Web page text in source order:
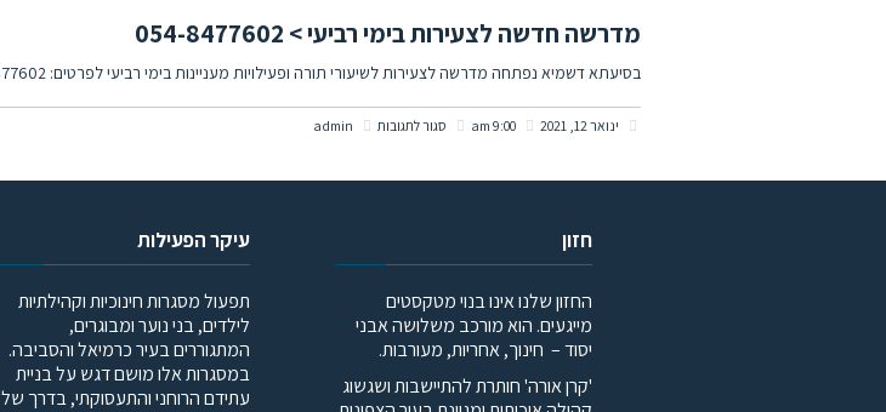
לע"נ
מדרשה חדשה לצעירות בימי רביעי > 054-8477602
בסיעתא דשמיא נפתחה מדרשה לצעירות לשיעורי תורה ופעילויות מעניינות בימי רביעי לפרטים: 054-8477602 חזרה לאתר
ינואר 12, 2021 סגור לתגובות על
בימי
054-
admin
חזון
החזון שלנו אינו בנוי מטקסטים
מייגעים. הוא מורכב משלושה אבני
יסוד – חינוך, אחריות, מעורבות.
'קרן אורה' חותרת להתיישבות ושגשוג
עיקר הפעילות
תפעול מסגרות חינוכיות וקהילתיות
לילדים, בני נוער ומבוגרים,
המתגוררים בעיר כרמיאל והסביבה.
במסגרות אלו מושם דגש על בניית
עתידם הרוחני והתעסוקתי, בדרך של